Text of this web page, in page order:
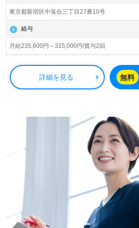
式会社さわやか倶楽部（本社：福岡県
です。従業員人数3,000人以上、全国
人ホーム、サービス付き高齢者向け住
イ、グループホーム、小規模多機能、
看護/介護、居宅介護支援、障がい者支
展開されています。ご入社された方か
ご利用者様との毎日が楽しい！』とお
看護助手や介護職経験のある方はも
職を目指される方も幅広く募集します
きてよかった。人の役に立てる喜びを
る』等のお声も届く事業所様です。幅
が活躍中！抜群のチームワーク、先輩
かなサポート、それぞれの成長に沿っ
ムもおすすめポイント！『ご利用者様
『資格取得を目指している、専門知識
い』『やりがいを感じながら働きたい
したい』『転職でキャリアチェンジ、
現したい』『施設形態、環境を変えて
東京都新宿区中落合三丁目27番10号
給与
月給235,600円～315,000円/賞与2回
詳細を見る 無料